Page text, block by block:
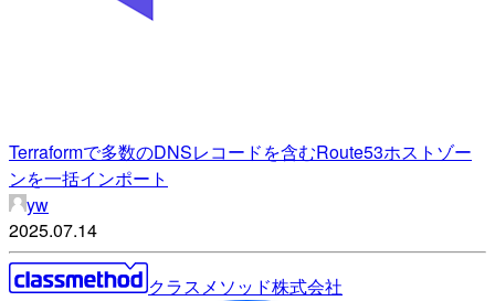
Terraformで多数のDNSレコードを含むRoute53ホストゾー
ンを一括インポート
yw
2025.07.14
クラスメソッド株式会社